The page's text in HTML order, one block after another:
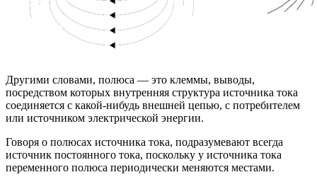
Другими словами, полюса — это клеммы, выводы,
посредством которых внутренняя структура источника тока
соединяется с какой-нибудь внешней цепью, с потребителем
или источником электрической энергии.
Говоря о полюсах источника тока, подразумевают всегда
источник постоянного тока, поскольку у источника тока
переменного полюса периодически меняются местами.